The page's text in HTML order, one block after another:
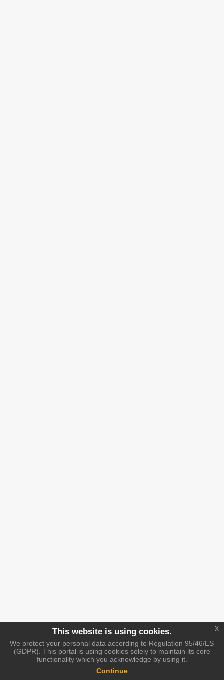
This website is using cookies.
We protect your personal data according to Regulation 95/46/ES
(GDPR). This portal is using cookies solely to maintain its core
functionality which you acknowledge by using it.
Continue
x